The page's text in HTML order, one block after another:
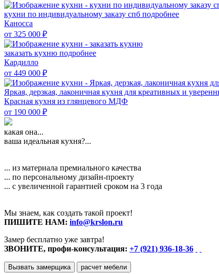
кухни по индивидуальному заказу спб подробнее
Каносса
от 325 000 ₽
заказать кухню подробнее
Кардилло
от 449 000 ₽
Яркая, дерзкая, лаконичная кухня для креативных и
Красная кухня из глянцевого МДФ
от 190 000 ₽
какая она...
ваша идеальная кухня?...
... из материала премиального качества
... по персональному дизайн-проекту
... с увеличенной гарантией сроком на 3 года
Мы знаем, как создать такой проект!
ПИШИТЕ НАМ: info@krslon.ru
Замер бесплатно уже завтра!
ЗВОНИТЕ, профи-консультация: +7 (921) 936-18-36
Вызвать замерщика расчет мебели